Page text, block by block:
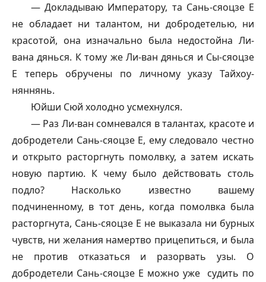
— Докладываю Императору, та Сань-сяоцзеЕ
не обладает ни талантом, ни добродетелью, ни
красотой, она изначально была недостойна Ли-
ванадянься. К тому же Ли-вандянься и Сы-сяоцзе
Е теперь обручены по личному указу Тайхоу-
няннянь.
Юйши Сюй холодно усмехнулся.
— Раз Ли-ван сомневался в талантах, красоте и
добродетели Сань-сяоцзеЕ, ему следовало честно
и открыто расторгнуть помолвку, а затем искать
новую партию. К чему было действовать столь
подло? Насколько известно вашему
подчиненному, в тот день, когда помолвка была
расторгнута, Сань-сяоцзе Е не выказала ни бурных
чувств, ни желания намертво прицепиться, и была
не против отказаться и разорвать узы. О
добродетели Сань-сяоцзе Е можно уже судить по